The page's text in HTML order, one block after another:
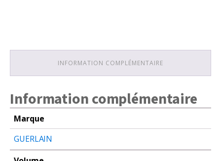
INFORMATION COMPLÉMENTAIRE
Information complémentaire
Marque
GUERLAIN